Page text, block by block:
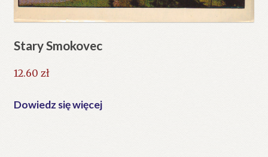
Stary Smokovec
12.60 zł
Dowiedz się więcej